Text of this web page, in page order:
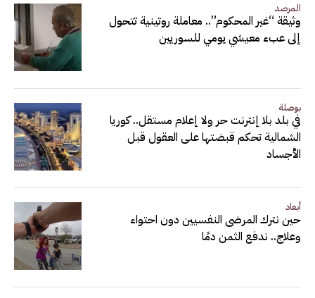
المرصد
وثيقة “غير المحكوم”.. معاملة روتينية تتحول
إلى عبء معيشي يومي للسوريين
بوصلة
في بلد بلا إنترنت حر ولا إعلام مستقل.. كوريا
الشمالية تحكم قبضتها على العقول قبل
الأجساد
أبعاد
حين نترك المرضى النفسيين دون احتواء
وعلاج.. ندفع الثمن دمًا